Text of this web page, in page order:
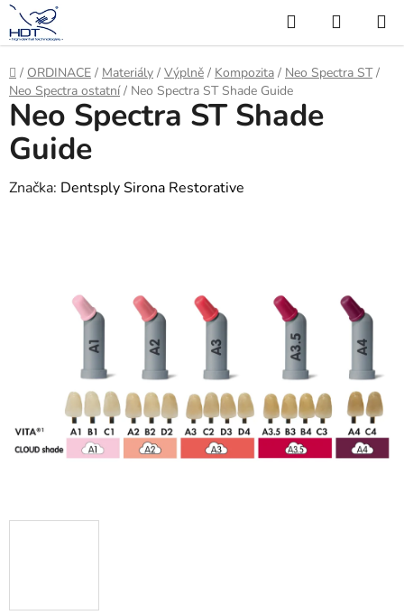
Přejít
na
obsah
Hledat
KOŠÍK
Domů
/ ORDINACE / Materiály / Výplně / Kompozita / Neo Spectra ST /
Neo Spectra ostatní / Neo Spectra ST Shade Guide
Neo Spectra ST Shade
Guide
Značka: Dentsply Sirona Restorative